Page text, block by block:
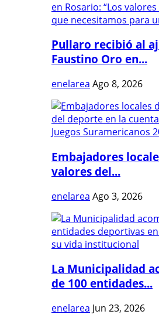
Pullaro recibió al
Faustino Oro en...
enelarea Ago 8, 2026
Embajadores
valores del...
enelarea Ago 3, 2026
La Municipalidad
de 100 entidades...
enelarea Jun 23, 2026